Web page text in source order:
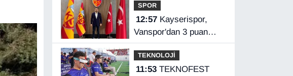
SPOR
12:57Kayserispor,
Vanspor'dan 3 puan
istiyor
TEKNOLOJİ
11:53TEKNOFEST